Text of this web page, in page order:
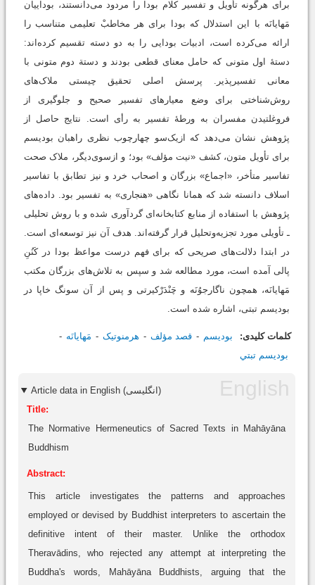
برای هرگونه تأویل و تفسیر کلام بودا را مردود می‌دانستند، بوداییان
مَهایانَه با این استدلال که بودا برای هر مخاطبْ تعلیمی متناسب را
ارائه می‌کرده است، ادبیات بودایی را به دو دسته تقسیم کرده‌اند:
دستۀ اول متونی که حامل معنای قطعی بودند و دستة دوم متونی با
معانی تفسیرپذیر. پرسش اصلی تحقیق چیستی ملاک‌های
روش‌شناختی برای وضع معیارهای تفسیر صحیح و جلوگیری از
فروغلتیدن مفسران به ورطۀ تفسیر به رأی است. نتایج حاصل از
پژوهش نشان می‌دهد که ازیک‌سو چهارچوب نظری راهبان بودیسم
برای تأویل متون، کشف «نیت مؤلف» بود؛ و ازسوی‌دیگر، ملاک صحت
تفاسیر متأخر، «اجماع» بزرگان و اصحاب خرد و نیز تطابق با تفاسیر
اسلاف دانسته شد که همانا نگاهی «هنجاری» به تفسیر بود. داده‌های
پژوهش با استفاده از منابع کتابخانه‌ای گردآوری شده و با روش تحلیلی
ـ تأویلی مورد تجزیه‌وتحلیل قرار گرفته‌اند. هدف آن نیز توسعه‌ای است.
در ابتدا دلالت‌های صریحی که برای فهم درست مواعظ بودا در کَنُنِ
پالی آمده است، مورد مطالعه شد و سپس به تلاش‌های بزرگان مکتب
مَهایانَه، همچون ناگارجوُنَه و چَنْدَرْکیرتی و پس از آن سونگ خاپا در
بودیسم تبتی، اشاره شده است.
کلمات کلیدی: بوديسم قصد مؤلف هرمنوتيک
مَهايانَه
بوديسم تبتي
Article data in English (انگلیسی)
Title:
The Normative Hermeneutics of Sacred Texts in Mahāyāna
Buddhism
Abstract:
This article investigates the patterns and approaches
employed or devised by Buddhist interpreters to ascertain the
definitive intent of their master. Unlike the orthodox
Theravādins, who rejected any attempt at interpreting the
Buddha's words, Mahāyāna Buddhists, arguing that the